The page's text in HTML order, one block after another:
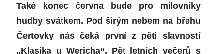
Také konec června bude pro milovníky
hudby svátkem. Pod širým nebem na břehu
Čertovky nás čeká první z pěti slavností
„Klasika u Wericha“. Pět letních večerů s